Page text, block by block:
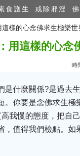
食護生 戒除邪淫
樣的心念佛求生極樂
用這樣的心念
時
是什麼關係?是過去
。你要是念佛求生
我慢的態度，把自
，值得我們檢點。